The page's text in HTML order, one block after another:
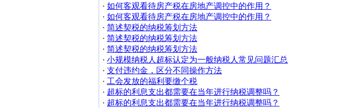
· 如何客观看待房产税在房地产调控中的作用？
· 如何客观看待房产税在房地产调控中的作用？
· 简述契税的纳税筹划方法
· 简述契税的纳税筹划方法
· 简述契税的纳税筹划方法
· 小规模纳税人超标认定为一般纳税人常见问题汇总
· 支付违约金，区分不同操作方法
· 工会发放的福利要缴个税
· 超标的利息支出都需要在当年进行纳税调整吗？
· 超标的利息支出都需要在当年进行纳税调整吗？